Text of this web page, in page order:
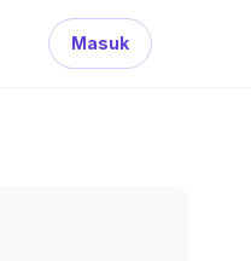
Masuk
Search Button